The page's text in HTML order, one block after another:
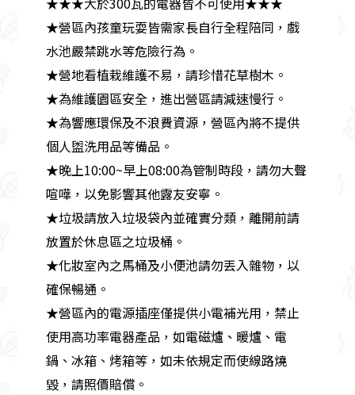
★營區內孩童玩耍皆需家長自行全程陪同，戲
水池嚴禁跳水等危險行為。
★營地看植栽維護不易，請珍惜花草樹木。
★為維護園區安全，進出營區請減速慢行。
★為響應環保及不浪費資源，營區內將不提供
個人盥洗用品等備品。
★晚上10:00~早上08:00為管制時段，請勿大聲
喧嘩，以免影響其他露友安寧。
★垃圾請放入垃圾袋內並確實分類，離開前請
放置於休息區之垃圾桶。
★化妝室內之馬桶及小便池請勿丟入雜物，以
確保暢通。
★營區內的電源插座僅提供小電補光用，禁止
使用高功率電器產品，如電磁爐、暖爐、電
鍋、冰箱、烤箱等，如未依規定而使線路燒
毀，請照價賠償。